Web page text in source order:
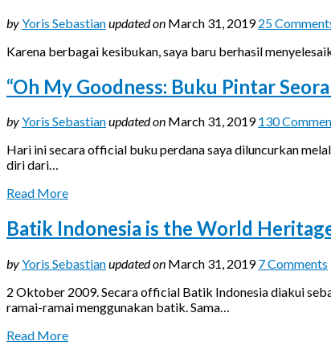
byYoris Sebastianupdated on March 31, 2019 25
Karena berbagai kesibukan, saya baru berhasil
“Oh My Goodness: Buku Pintar
byYoris Sebastianupdated on March 31, 2019 130
Hari ini secara official buku perdana saya diluncurkan
diri dari…
Read More
Batik Indonesia is the World
byYoris Sebastianupdated on March 31, 2019 7 Comments
2 Oktober 2009. Secara official Batik Indonesia diakui
ramai-ramai menggunakan batik. Sama…
Read More